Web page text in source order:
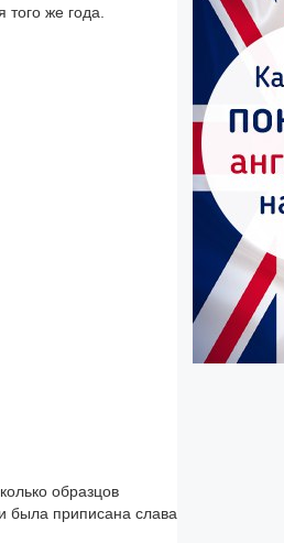
же года.
образцов
была приписана слава